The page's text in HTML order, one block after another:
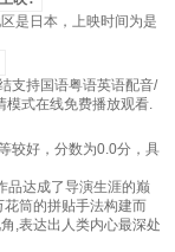
是日本，上映时间为是
支持国语粤语英语配音/
模式在线免费播放观看.
较好，分数为0.0分，具
品达成了导演生涯的巅
筒的拼贴手法构建而
,表达出人类内心最深处